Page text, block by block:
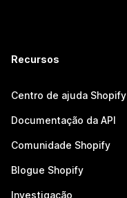
Recursos
Centro de ajuda Shopify
Documentação da API
Comunidade Shopify
Blogue Shopify
Investigação